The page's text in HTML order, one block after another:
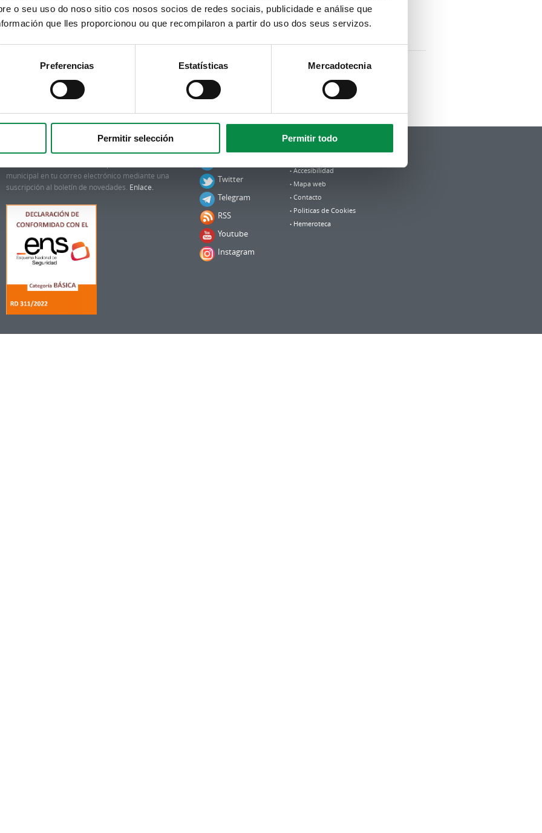
o seu uso do noso sitio cos nosos socios de redes sociais, publicidade e análise que
que lles proporcionou ou que recompilaron a partir do uso dos seus servizos.
Preferencias Estatísticas Mercadotecnia
Permitir selección Permitir todo
Suscripción boletines
municipal en tu correo electrónico mediante una
suscripción al boletín de novedades. Enlace.
Twitter
Telegram
RSS
Youtube
Instagram
Política de privacidad
Accesibilidad
Mapa web
Contacto
Politicas de Cookies
Hemeroteca